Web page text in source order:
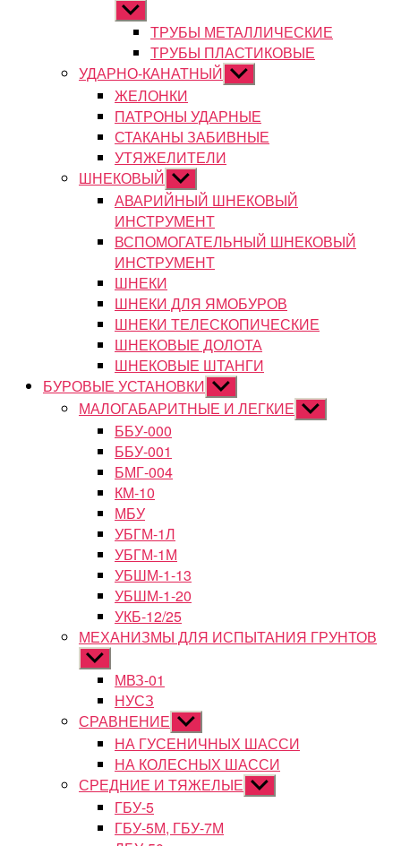
Показывать
подменюТРУБЫ МЕТАЛЛИЧЕСКИЕ
ТРУБЫ ПЛАСТИКОВЫЕ
УДАРНО-КАНАТНЫЙ Показывать
подменю
ЖЕЛОНКИ
ПАТРОНЫ УДАРНЫЕ
СТАКАНЫ ЗАБИВНЫЕ
УТЯЖЕЛИТЕЛИ
ШНЕКОВЫЙ Показывать
подменю
АВАРИЙНЫЙ ШНЕКОВЫЙ
ИНСТРУМЕНТ
ВСПОМОГАТЕЛЬНЫЙ ШНЕКОВЫЙ
ИНСТРУМЕНТ
ШНЕКИ
ШНЕКИ ДЛЯ ЯМОБУРОВ
ШНЕКИ ТЕЛЕСКОПИЧЕСКИЕ
ШНЕКОВЫЕ ДОЛОТА
ШНЕКОВЫЕ ШТАНГИ
БУРОВЫЕ УСТАНОВКИ Показывать
подменю
МАЛОГАБАРИТНЫЕ И ЛЕГКИЕ Показывать
подменю
ББУ-000
ББУ-001
БМГ-004
КМ-10
МБУ
УБГМ-1Л
УБГМ-1М
УБШМ-1-13
УБШМ-1-20
УКБ-12/25
МЕХАНИЗМЫ ДЛЯ ИСПЫТАНИЯ ГРУНТОВ
Показывать
подменюМВЗ-01
НУСЗ
СРАВНЕНИЕ Показывать
подменю
НА ГУСЕНИЧНЫХ ШАССИ
НА КОЛЕСНЫХ ШАССИ
СРЕДНИЕ И ТЯЖЕЛЫЕ Показывать
подменю
ГБУ-5
ГБУ-5М, ГБУ-7М